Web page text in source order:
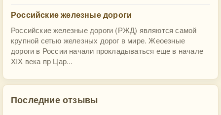
Российские железные дороги
Российские железные дороги (РЖД) являются самой
крупной сетью железных дорог в мире. Жеоезные
дороги в России начали прокладываться еще в начале
XIX века пр Цар...
Последние отзывы